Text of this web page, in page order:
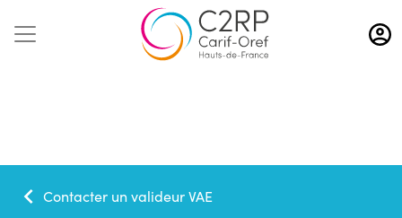
Aller
au
contenu
Contacter un valideur VAE